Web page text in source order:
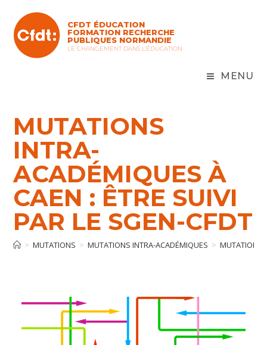
CFDT ÉDUCATION
FORMATION RECHERCHE
PUBLIQUES NORMANDIE
LE CHANGEMENT DANS L'ÉDUCATION
MENU
MUTATIONS
INTRA-
ACADÉMIQUES À
CAEN : ÊTRE SUIVI
PAR LE SGEN-CFDT
> MUTATIONS > MUTATIONS INTRA-ACADÉMIQUES > MUTATIONS